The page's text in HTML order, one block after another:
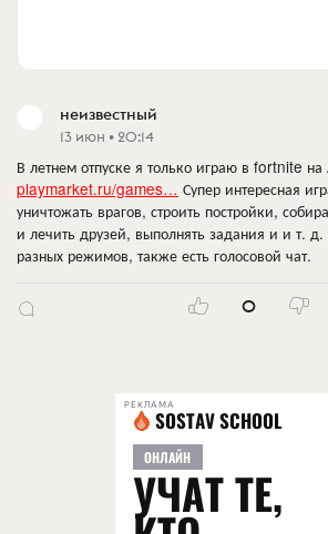
неизвестный
13 июн • 20:14
В летнем отпуске я только играю в fortnite
playmarket.ru/games… Супер интересная
уничтожать врагов, строить постройки,
и лечить друзей, выполнять задания и и т. д.
разных режимов, также есть голосовой чат.
0
РЕКЛАМА